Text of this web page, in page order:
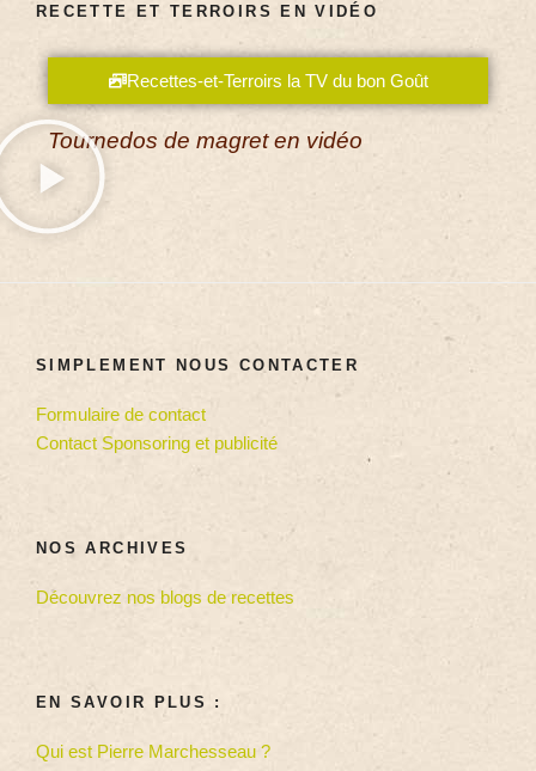
RECETTE ET TERROIRS EN VIDÉO
Recettes-et-Terroirs la TV du bon Goût
Tournedos de magret en vidéo
SIMPLEMENT NOUS CONTACTER
Formulaire de contact
Contact Sponsoring et publicité
NOS ARCHIVES
Découvrez nos blogs de recettes
EN SAVOIR PLUS :
Qui est Pierre Marchesseau ?